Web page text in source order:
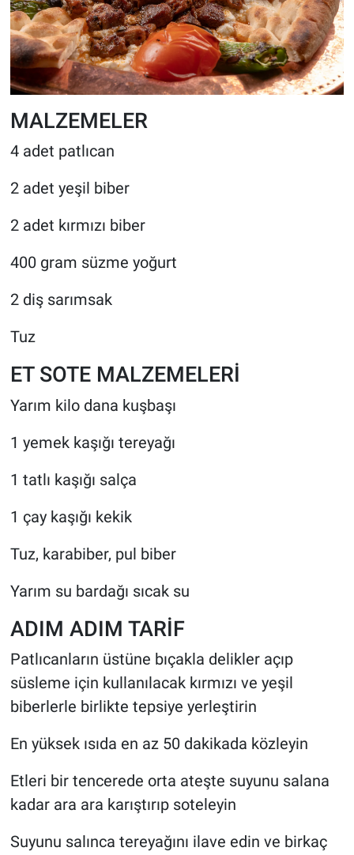
MALZEMELER
4 adet patlıcan
2 adet yeşil biber
2 adet kırmızı biber
400 gram süzme yoğurt
2 diş sarımsak
Tuz
ET SOTE MALZEMELERİ
Yarım kilo dana kuşbaşı
1 yemek kaşığı tereyağı
1 tatlı kaşığı salça
1 çay kaşığı kekik
Tuz, karabiber, pul biber
Yarım su bardağı sıcak su
ADIM ADIM TARİF
Patlıcanların üstüne bıçakla delikler açıp
süsleme için kullanılacak kırmızı ve yeşil
biberlerle birlikte tepsiye yerleştirin
En yüksek ısıda en az 50 dakikada közleyin
Etleri bir tencerede orta ateşte suyunu salana
kadar ara ara karıştırıp soteleyin
Suyunu salınca tereyağını ilave edin ve birkaç